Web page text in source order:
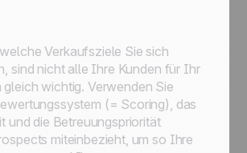
Verkaufsziele Sie sich
sind nicht alle Ihre Kunden für Ihr
gleich wichtig. Verwenden Sie
(= Scoring), das
und die Betreuungspriorität
miteinbezieht, um so Ihre